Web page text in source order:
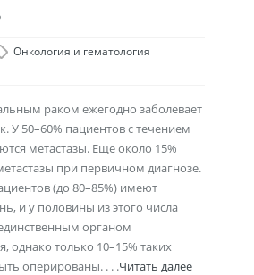
Онкология и гематология
раком ежегодно заболевает
У 50–60% пациентов с течением
метастазы. Еще около 15%
при первичном диагнозе.
(до 80–85%) имеют
и у половины из этого числа
органом
однако только 10–15% таких
оперированы. . . .Читать далее